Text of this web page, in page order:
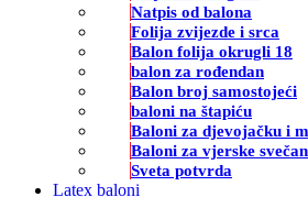
Natpis od balona
Folija zvijezde i srca
Balon folija okrugli 18
balon za rođendan
Balon broj samostojeći
baloni na štapiću
Baloni za djevojačku i
Baloni za vjerske
Sveta potvrda
Latex baloni